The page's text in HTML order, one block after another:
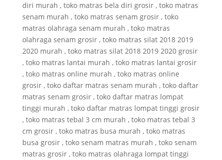
diri murah , toko matras bela diri grosir , toko matras
senam murah , toko matras senam grosir , toko
matras olahraga senam murah , toko matras
olahraga senam grosir , toko matras silat 2018 2019
2020 murah , toko matras silat 2018 2019 2020 grosir
, toko matras lantai murah , toko matras lantai grosir
, toko matras online murah , toko matras online
grosir , toko daftar matras senam murah , toko daftar
matras senam grosir , toko daftar matras lompat
tinggi murah , toko daftar matras lompat tinggi grosir
, toko matras tebal 3 cm murah , toko matras tebal 3
cm grosir , toko matras busa murah , toko matras
busa grosir , toko senam matras murah , toko senam
matras grosir , toko matras olahraga lompat tinggi